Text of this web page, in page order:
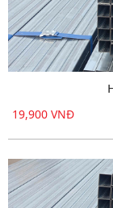
19,900 VNĐ
18,150 VNĐ